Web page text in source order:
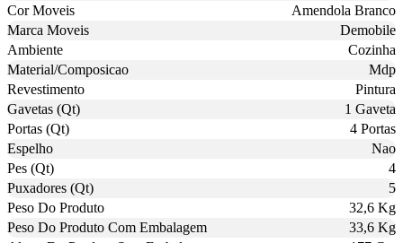
Cor Moveis
Amendola Branco
Marca Moveis
Demobile
Ambiente
Cozinha
Material/Composicao
Mdp
Revestimento
Pintura
Gavetas (Qt)
1 Gaveta
Portas (Qt)
4 Portas
Espelho
Nao
Pes (Qt)
4
Puxadores (Qt)
5
Peso Do Produto
32,6 Kg
Peso Do Produto Com Embalagem
33,6 Kg